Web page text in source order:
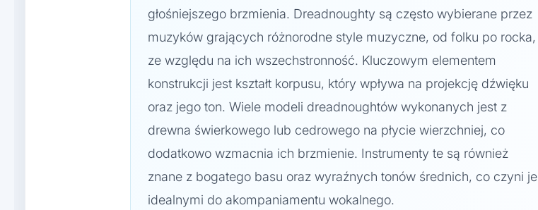
głośniejszego brzmienia. Dreadnoughty są często wybierane przez
muzyków grających różnorodne style muzyczne, od folku po rocka,
ze względu na ich wszechstronność. Kluczowym elementem
konstrukcji jest kształt korpusu, który wpływa na projekcję dźwięku
oraz jego ton. Wiele modeli dreadnoughtów wykonanych jest z
drewna świerkowego lub cedrowego na płycie wierzchniej, co
dodatkowo wzmacnia ich brzmienie. Instrumenty te są również
znane z bogatego basu oraz wyraźnych tonów średnich, co czyni je
idealnymi do akompaniamentu wokalnego.